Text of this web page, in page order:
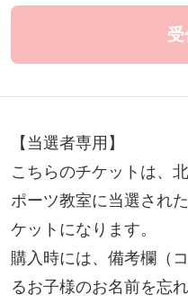
受
【当選者専用】
こちらのチケットは、
ポーツ教室に当選され
ケットになります。
購入時には、備考欄（
るお子様のお名前を忘